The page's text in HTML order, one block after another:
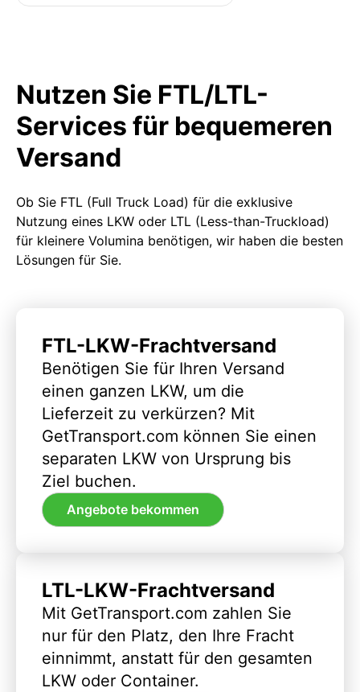
Nutzen Sie FTL/LTL-
Services für bequemeren
Versand
Ob Sie FTL (Full Truck Load) für die exklusive
Nutzung eines LKW oder LTL (Less-than-Truckload)
für kleinere Volumina benötigen, wir haben die besten
Lösungen für Sie.
FTL-LKW-Frachtversand
Benötigen Sie für Ihren Versand
einen ganzen LKW, um die
Lieferzeit zu verkürzen? Mit
GetTransport.com können Sie einen
separaten LKW von Ursprung bis
Ziel buchen.
Angebote bekommen
LTL-LKW-Frachtversand
Mit GetTransport.com zahlen Sie
nur für den Platz, den Ihre Fracht
einnimmt, anstatt für den gesamten
LKW oder Container.